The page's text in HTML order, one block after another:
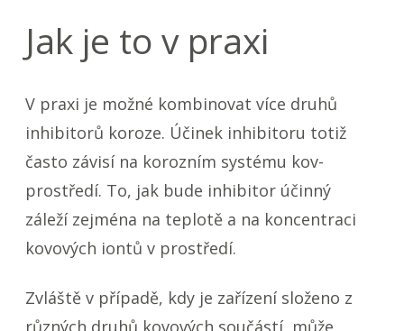
Jak je to v praxi
V praxi je možné kombinovat více druhů
inhibitorů koroze. Účinek inhibitoru totiž
často závisí na korozním systému kov-
prostředí. To, jak bude inhibitor účinný
záleží zejména na teplotě a na koncentraci
kovových iontů v prostředí.
Zvláště v případě, kdy je zařízení složeno z